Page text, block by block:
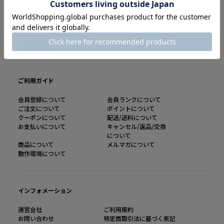
AlinomaI公式アプリ
最新情報やイベント情報をこれ一つで
会員書として店頭でも利用可能
ご利用ガイド
会員登録について
会員ランクについて
ご注文について
ポイントについて
クーポンについて
配送/送料について
お支払いについて
キャンセル/返品/交換
について
商品について
メルマガについて
動作環境について
インフォメーション
運営会社
ご利用規約
お問い合わせ
特定商取引法に基づく表記